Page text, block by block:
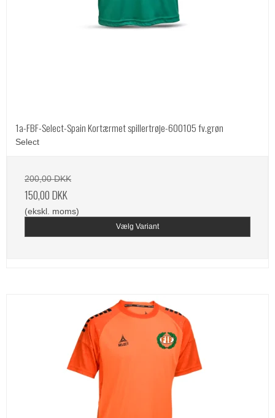
1a-FBF-Select-Spain Kortærmet spillertrøje-600105 fv.grøn
Select
200,00 DKK
150,00 DKK
(ekskl. moms)
Vælg Variant